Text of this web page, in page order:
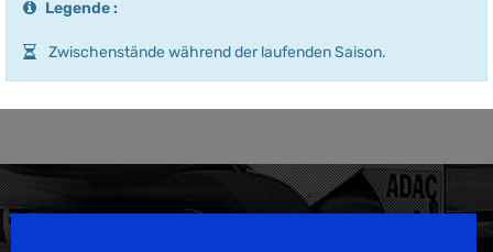
Legende :
Zwischenstände während der laufenden Saison.